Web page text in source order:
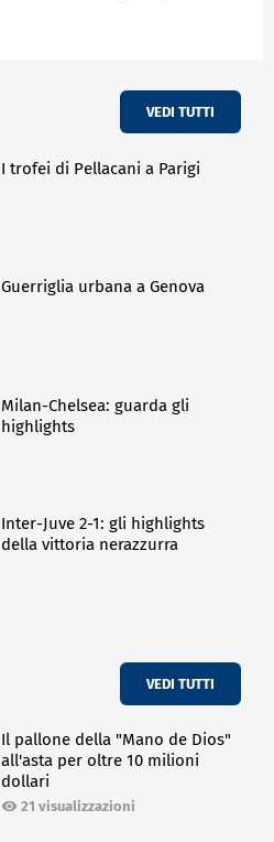
VEDI TUTTI
I trofei di Pellacani a Parigi
Guerriglia urbana a Genova
Milan-Chelsea: guarda gli
highlights
Inter-Juve 2-1: gli highlights
della vittoria nerazzurra
VEDI TUTTI
Il pallone della "Mano de Dios"
all'asta per oltre 10 milioni
dollari
21 visualizzazioni